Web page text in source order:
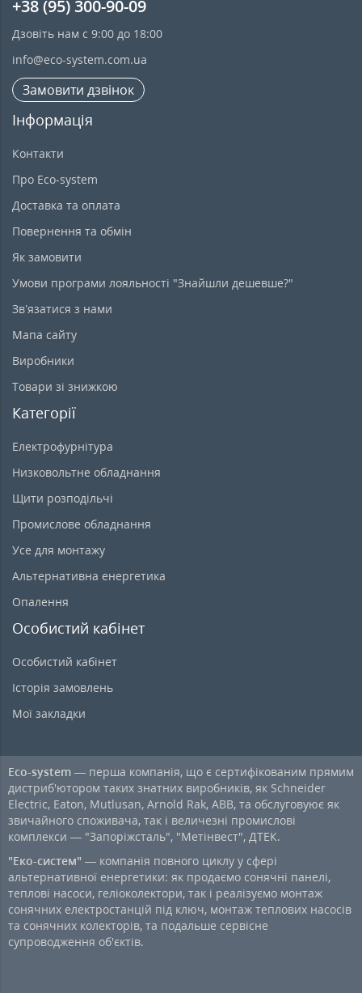
+38 (95) 300-90-09
Дзовіть нам с 9:00 до 18:00
info@eco-system.com.ua
Замовити дзвінок
Інформація
Контакти
Про Eco-system
Доставка та оплата
Повернення та обмін
Як замовити
Умови програми лояльності "Знайшли дешевше?"
Зв’язатися з нами
Мапа сайту
Виробники
Товари зі знижкою
Категорії
Електрофурнітура
Низковольтне обладнання
Щити розподільчі
Промислове обладнання
Усе для монтажу
Альтернативна енергетика
Опалення
Особистий кабінет
Особистий кабінет
Історія замовлень
Мої закладки
Eco-system — перша компанія, що є сертифікованим прямим
дистриб'ютором таких знатних виробників, як Schneider
Electric, Eaton, Mutlusan, Arnold Rak, ABB, та обслуговуює як
звичайного споживача, так і величезні промислові
комплекси — "Запоріжсталь", "Метінвест", ДТЕК.
"Еко-систем" — компанія повного циклу у сфері
альтернативної енергетики: як продаємо сонячні панелі,
теплові насоси, геліоколектори, так і реалізуємо монтаж
сонячних електростанцій під ключ, монтаж теплових насосів
та сонячних колекторів, та подальше сервісне
супроводження об'єктів.